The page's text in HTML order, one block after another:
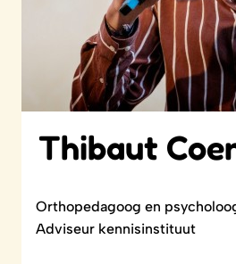
Thibaut
Orthopedagoog en
Adviseur kennisinstituut